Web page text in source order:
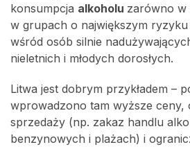
konsumpcja alkoholu zarówno w
w grupach o największym
wśród osób silnie
nieletnich i młodych dorosłych.
Litwa jest dobrym przykładem –
wprowadzono tam wyższe ceny,
sprzedaży (np. zakaz handlu
benzynowych i plażach) i